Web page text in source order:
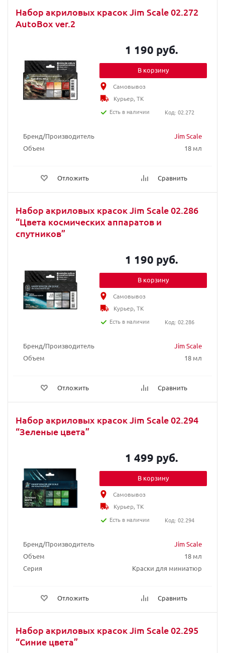
Набор акриловых красок Jim Scale 02.272
AutoBox ver.2
Бренд/Производитель
Jim Scale
Объем
18 мл
Отложить Сравнить
1 190 руб.
В корзину
Самовывоз
Курьер, ТК
Есть в наличии
Код: 02.272
Набор акриловых красок Jim Scale 02.286
“Цвета космических аппаратов и
спутников”
Бренд/Производитель
Jim Scale
Объем
18 мл
Отложить Сравнить
1 190 руб.
В корзину
Самовывоз
Курьер, ТК
Есть в наличии
Код: 02.286
Набор акриловых красок Jim Scale 02.294
“Зеленые цвета”
Бренд/Производитель
Jim Scale
Объем
18 мл
Серия
Краски для миниатюр
Отложить Сравнить
1 499 руб.
В корзину
Самовывоз
Курьер, ТК
Есть в наличии
Код: 02.294
Набор акриловых красок Jim Scale 02.295
“Синие цвета”